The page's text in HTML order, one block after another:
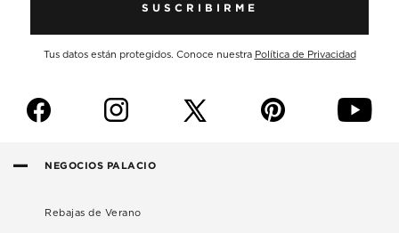
SUSCRIBIRME
Tus datos están protegidos. Conoce nuestra Política de Privacidad
f i p y
NEGOCIOS PALACIO
Rebajas de Verano